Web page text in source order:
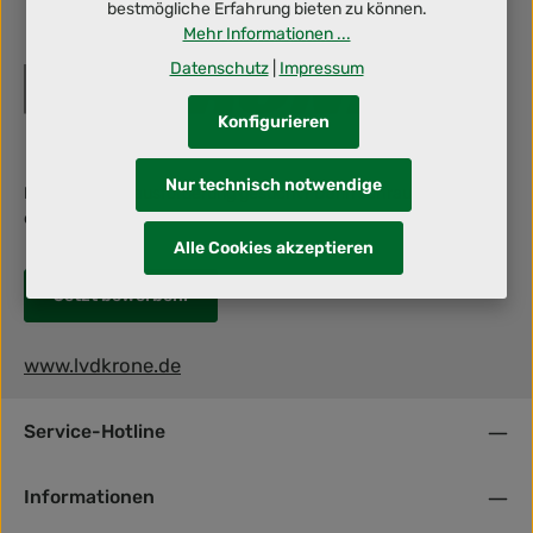
Berufliche Herausforderung gesucht? Dann schraub' mit uns an
deiner Zukunft!
Jetzt bewerben!
www.lvdkrone.de
Service-Hotline
Informationen
bestmögliche Erfahrung bieten zu können.
Mehr Informationen ...
Datenschutz| Impressum
Nur technisch notwendige
Konfigurieren
Alle Cookies akzeptieren